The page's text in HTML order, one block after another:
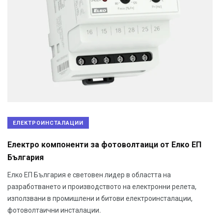
ЕЛЕКТРОИНСТАЛАЦИИ
Електро компоненти за фотоволтаици от Елко ЕП
България
Елко ЕП България е световен лидер в областта на
разработването и производството на електронни релета,
използвани в промишлени и битови електроинсталации,
фотоволтаични инсталации.